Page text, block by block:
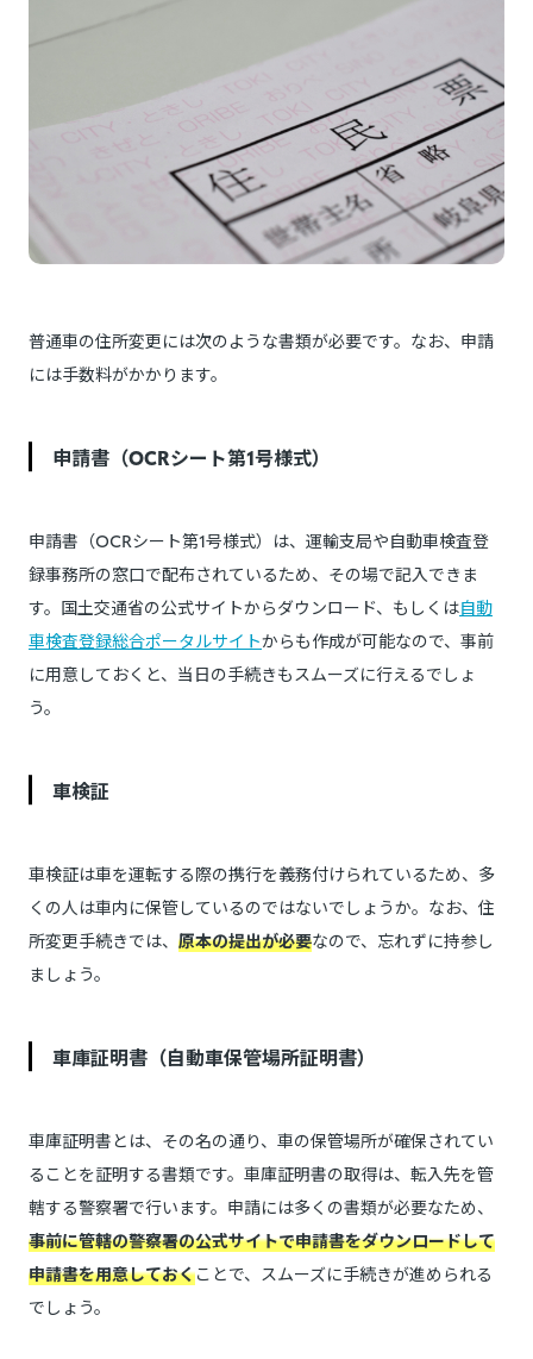
普通車の住所変更には次のような書類が必要です。なお、申請
には手数料がかかります。
申請書（OCRシート第1号様式）
申請書（OCRシート第1号様式）は、運輸支局や自動車検査登
録事務所の窓口で配布されているため、その場で記入できま
す。国土交通省の公式サイトからダウンロード、もしくは自動
車検査登録総合ポータルサイトからも作成が可能なので、事前
に用意しておくと、当日の手続きもスムーズに行えるでしょ
う。
車検証
車検証は車を運転する際の携行を義務付けられているため、多
くの人は車内に保管しているのではないでしょうか。なお、住
所変更手続きでは、 原本の提出が必要なので、忘れずに持参し
ましょう。
車庫証明書（自動車保管場所証明書）
車庫証明書とは、その名の通り、車の保管場所が確保されてい
ることを証明する書類です。車庫証明書の取得は、転入先を管
轄する警察署で行います。申請には多くの書類が必要なため、
事前に管轄の警察署の公式サイトで申請書をダウンロードして
申請書を用意しておくことで、スムーズに手続きが進められる
でしょう。